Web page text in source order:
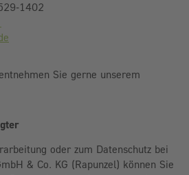
1402
Sie gerne unserem
oder zum Datenschutz bei
& Co. KG (Rapunzel) können Sie